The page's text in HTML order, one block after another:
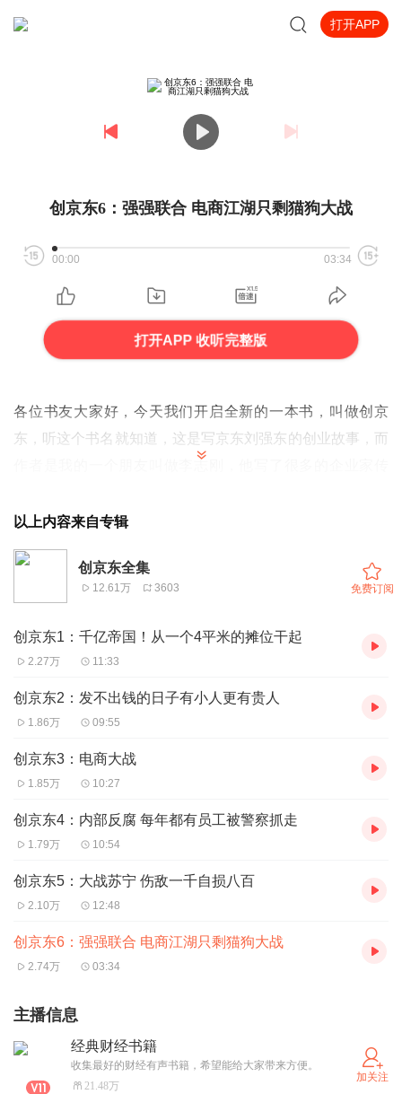
打开APP
创京东6：强强联合 电商江湖只剩猫狗大战
00:00 03:34
打开APP 收听完整版
各位书友大家好，今天我们开启全新的一本书，叫做创京
东，听这个书名就知道，这是写京东刘强东的创业故事，而
把原来大家认为高高在上的那些神，还原成了一个人。希望
对想去创业，有梦想的朋友，能够带来些许的启发。作者将
京东分为三个阶段，在这里先给大家交代一下，这也是本书
的脉络，第一阶段就是1998年到2006年，是京东草创阶
段，刘强东在这个时间，完成了原始积累，获得了用户和资
本，第二阶段是2007年到2010年，京东拿到第一次风险投
2011年到今天还在继续，京东曝出了快速的扩张，引进了
入。京东这三个阶段的划分，让京东从游击伏击战，进入了
正规军的军团正面战场。而京东的迅速膨胀也给投资人带来
了8年150倍的回报。那么现在我们就走入作者的世界，开
始还原这段京东走过的历史。
以上内容来自专辑
创京东全集
12.61万 3603 免费订阅
创京东1：千亿帝国！从一个4平米的摊位干起
2.27万 11:33
创京东2：发不出钱的日子有小人更有贵人
1.86万 09:55
创京东3：电商大战
1.85万 10:27
创京东4：内部反腐 每年都有员工被警察抓走
1.79万 10:54
创京东5：大战苏宁 伤敌一千自损八百
2.10万 12:48
创京东6：强强联合 电商江湖只剩猫狗大战
2.74万 03:34
主播信息
经典财经书籍
收集最好的财经有声书籍，希望能给大家带来方便。
21.48万
加关注